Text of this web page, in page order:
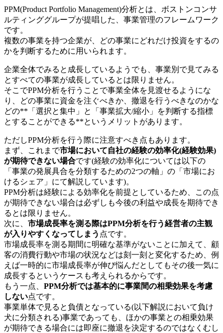
PPM(Product Portfolio Management)分析とは、ボストンコンサ
ルティンググループが提唱した、事業管理のフレームワーク
です。
複数の事業を持つ企業が、どの事業にどれだけ投資をするの
かを判断するために用いられます。
企業全体でみると成長しているようでも、事業別で見てみる
とすべての事業が成長しているとは限りません。
そこでPPM分析を行うことで事業全体を見渡せるようにな
り、どの事業に資金を注ぐべきか、撤退を行うべきなのかな
どの**「選択と集中」と「事業拡大/縮小」を判断する指標
とすることができる**というメリットがあります。
ただしPPM分析を行う際に注意すべき点もあります。
まず、これまで市場において自社の経験の効率化(経験効果)
が期待できない場合です(経験の効率化については以下の
「事業の発展具合を分類するための2つの軸」の「市場にお
ける シェア 」にて解説しています)。
PPM分析は経験による効率化を前提としているため、この点
が期待できない場合は必ずしも今後の利益や成長を期待でき
るとは限りません。
次に、 市場成長率を測る際はPPM分析を行う経営者の主観
が入りやすくなってしまう 点です。
市場成長率を測る期間に明確な基準がないことに加えて、顧
客の消費行動や市場の状況などは刻一刻と変化するため、例
えば一時的に市場成長率が伸び悩んだとしてもその後一気に
成長するというケースも考えられるからです。
もう一点、 PPM分析では基本的に事業間の相乗効果を考慮
しない点です。
事業単体で見ると負債となっている(以下解説において負け
犬に分類される)事業であっても、ほかの事業との相乗効果
が期待できる場合には即座に撤退を決定するのではなくむし